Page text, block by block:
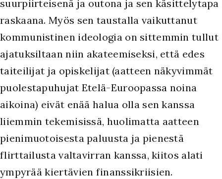
suurpiirteisenä ja outona ja sen käsittelytapa
raskaana. Myös sen taustalla vaikuttanut
kommunistinen ideologia on sittemmin tullut
ajatuksiltaan niin akateemiseksi, että edes
taiteilijat ja opiskelijat (aatteen näkyvimmät
puolestapuhujat Etelä-Euroopassa noina
aikoina) eivät enää halua olla sen kanssa
liiemmin tekemisissä, huolimatta aatteen
pienimuotoisesta paluusta ja pienestä
flirttailusta valtavirran kanssa, kiitos alati
ympyrää kiertävien finanssikriisien.